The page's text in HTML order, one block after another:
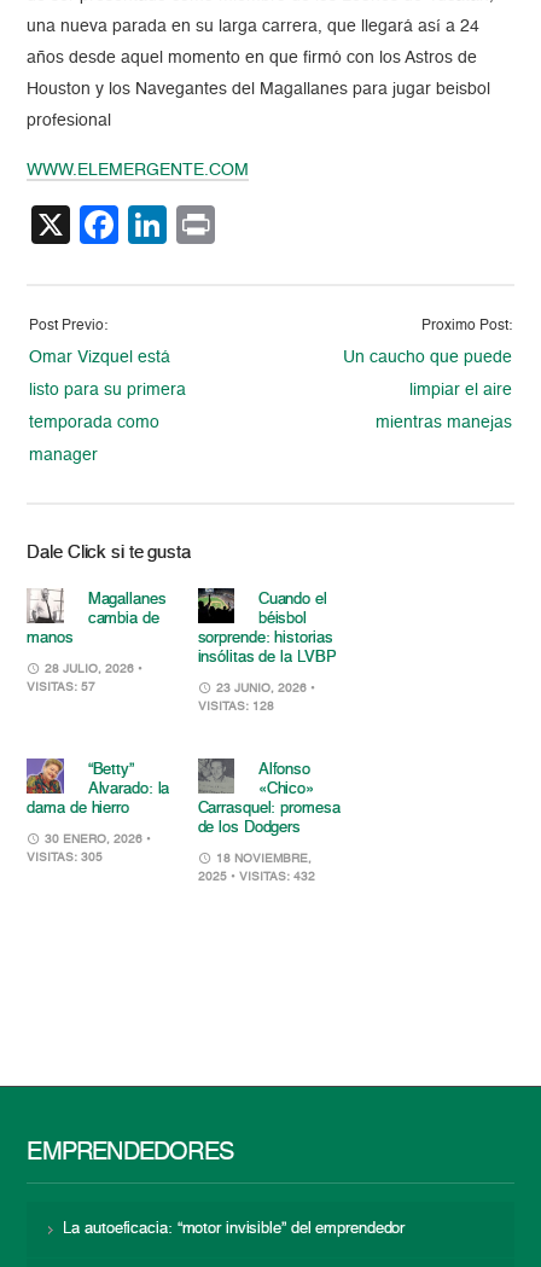
una nueva parada en su larga carrera, que llegará así a 24
años desde aquel momento en que firmó con los Astros de
Houston y los Navegantes del Magallanes para jugar beisbol
profesional
WWW.ELEMERGENTE.COM
X Facebook
LinkedIn
Post Previo:
Omar Vizquel está
listo para su primera
temporada como
manager
Proximo Post:
Un caucho que puede
limpiar el aire
mientras manejas
Dale Click si te gusta
Magallanes
cambia de
manos
28 JULIO, 2026 •
VISITAS: 57
Cuando el
béisbol
sorprende: historias
insólitas de la LVBP
23 JUNIO, 2026 •
VISITAS: 128
“Betty”
Alvarado: la
dama de hierro
30 ENERO, 2026 •
VISITAS: 305
Alfonso
«Chico»
Carrasquel: promesa
de los Dodgers
18 NOVIEMBRE,
2025 • VISITAS: 432
EMPRENDEDORES
La autoeficacia: “motor invisible” del emprendedor